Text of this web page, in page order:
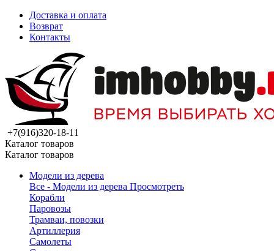
Доставка и оплата
Возврат
Контакты
+7(916)320-18-11
Каталог товаров
Каталог товаров
Модели из дерева
Все - Модели из дерева Просмотреть
Корабли
Паровозы
Трамваи, повозки
Артиллерия
Самолеты